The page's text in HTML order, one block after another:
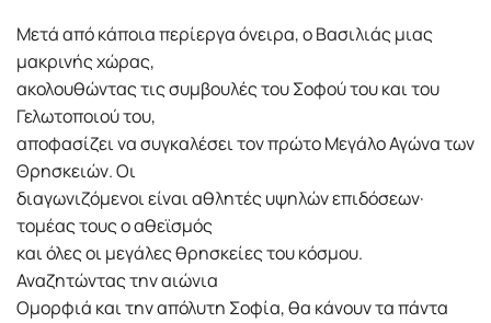
Μετά από κάποια περίεργα όνειρα, ο Βασιλιάς μιας
μακρινής χώρας,
ακολουθώντας τις συμβουλές του Σοφού του και του
Γελωτοποιού του,
αποφασίζει να συγκαλέσει τον πρώτο Μεγάλο Αγώνα των
Θρησκειών. Οι
διαγωνιζόμενοι είναι αθλητές υψηλών επιδόσεων·
τομέας τους ο αθεϊσμός
και όλες οι μεγάλες θρησκείες του κόσμου.
Αναζητώντας την αιώνια
Ομορφιά και την απόλυτη Σοφία, θα κάνουν τα πάντα